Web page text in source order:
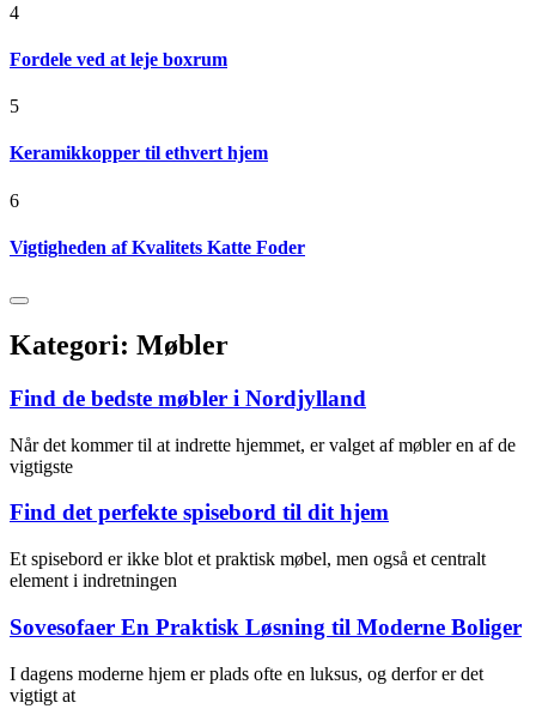
4
Fordele ved at leje boxrum
5
Keramikkopper til ethvert hjem
6
Vigtigheden af Kvalitets Katte Foder
Kategori: Møbler
Find de bedste møbler i Nordjylland
Når det kommer til at indrette hjemmet, er valget af møbler en af de
vigtigste
Find det perfekte spisebord til dit hjem
Et spisebord er ikke blot et praktisk møbel, men også et centralt
element i indretningen
Sovesofaer En Praktisk Løsning til Moderne Boliger
I dagens moderne hjem er plads ofte en luksus, og derfor er det
vigtigt at